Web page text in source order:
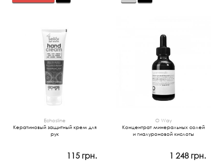
Echosline
Кератиновый защитный крем для
рук
115 грн.
O Way
Концентрат минеральных солей
и гиалуроновой кислоты
1 248 грн.